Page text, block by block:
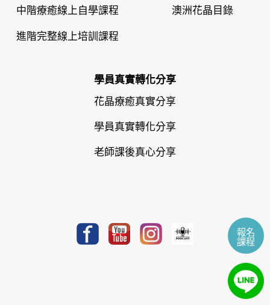
中階療癒線上自學課程
進階完整線上培訓課程
澳洲花晶目錄
學員真實轉化分享
花晶療癒真實分享
學員真實轉化分享
老師課後真心分享
報名
課程